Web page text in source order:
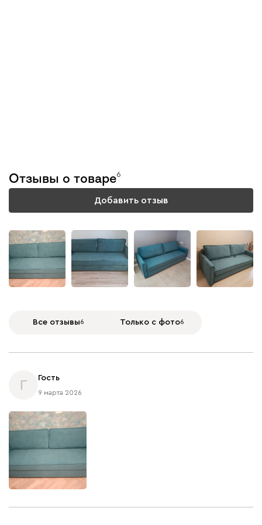
Подробнее
Отзывы о товаре6
Добавить отзыв
Все отзывы6 Только с фото6
Г
Гость
9 марта 2026